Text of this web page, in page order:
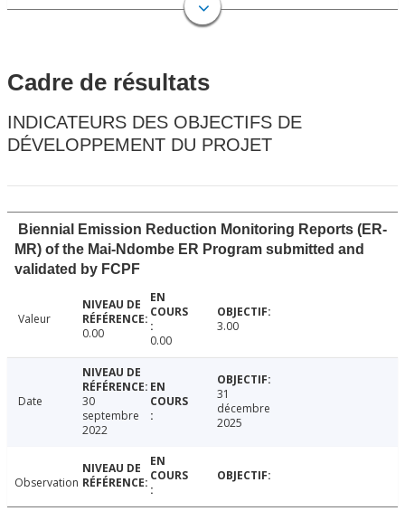
Cadre de résultats
INDICATEURS DES OBJECTIFS DE
DÉVELOPPEMENT DU PROJET
Biennial Emission Reduction Monitoring Reports (ER-
MR) of the Mai-Ndombe ER Program submitted and
validated by FCPF
Valeur
0.00
0.00
3.00
Date
30
septembre
2022
31
décembre
2025
Observation